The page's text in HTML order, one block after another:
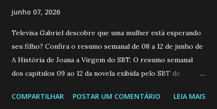
junho 07, 2026
Televisa Gabriel descobre que uma mulher está esperando
seu filho? Confira o resumo semanal de 08 a 12 de junho de
A História de Joana a Virgem do SBT. O resumo semanal
dos capitulos 09 ao 12 da novela exibida pelo SBT de
a Programação Semanal do SBT de 08/06/26 a 14/06/26
COMPARTILHAR POSTAR UM COMENTÁRIO LEIA MAIS